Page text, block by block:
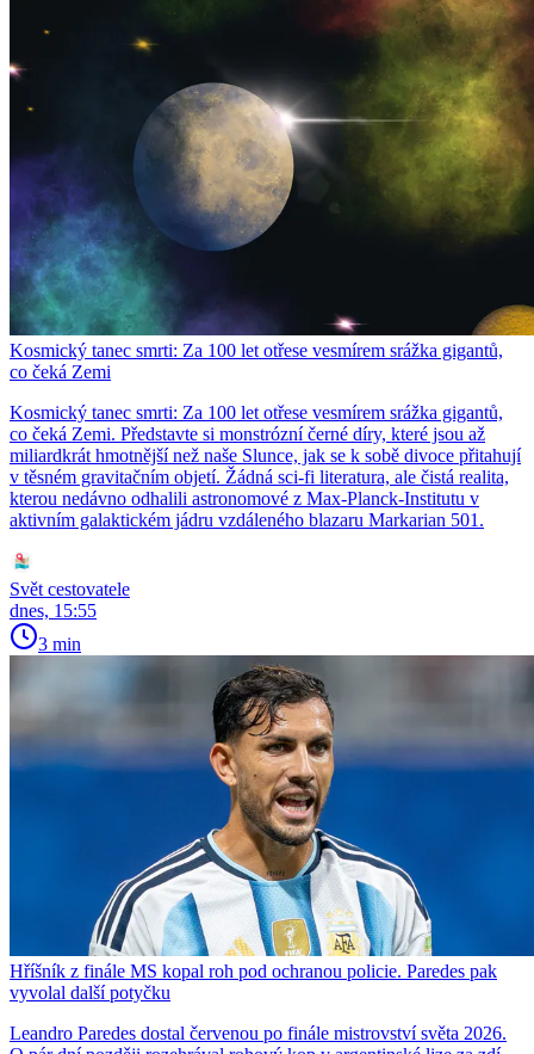
Kosmický tanec smrti: Za 100 let otřese vesmírem srážka gigantů,
co čeká Zemi
Kosmický tanec smrti: Za 100 let otřese vesmírem srážka gigantů,
co čeká Zemi. Představte si monstrózní černé díry, které jsou až
miliardkrát hmotnější než naše Slunce, jak se k sobě divoce přitahují
v těsném gravitačním objetí. Žádná sci-fi literatura, ale čistá realita,
kterou nedávno odhalili astronomové z Max-Planck-Institutu v
aktivním galaktickém jádru vzdáleného blazaru Markarian 501.
Svět cestovatele
dnes, 15:55
3 min
Hříšník z finále MS kopal roh pod ochranou policie. Paredes pak
vyvolal další potyčku
Leandro Paredes dostal červenou po finále mistrovství světa 2026.